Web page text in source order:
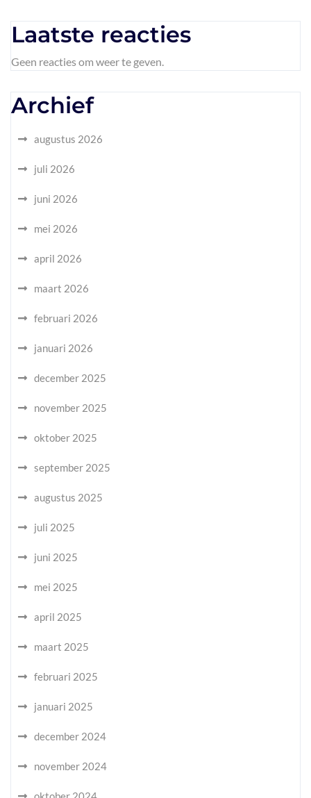
Laatste reacties
Geen reacties om weer te geven.
Archief
augustus 2026
juli 2026
juni 2026
mei 2026
april 2026
maart 2026
februari 2026
januari 2026
december 2025
november 2025
oktober 2025
september 2025
augustus 2025
juli 2025
juni 2025
mei 2025
april 2025
maart 2025
februari 2025
januari 2025
december 2024
november 2024